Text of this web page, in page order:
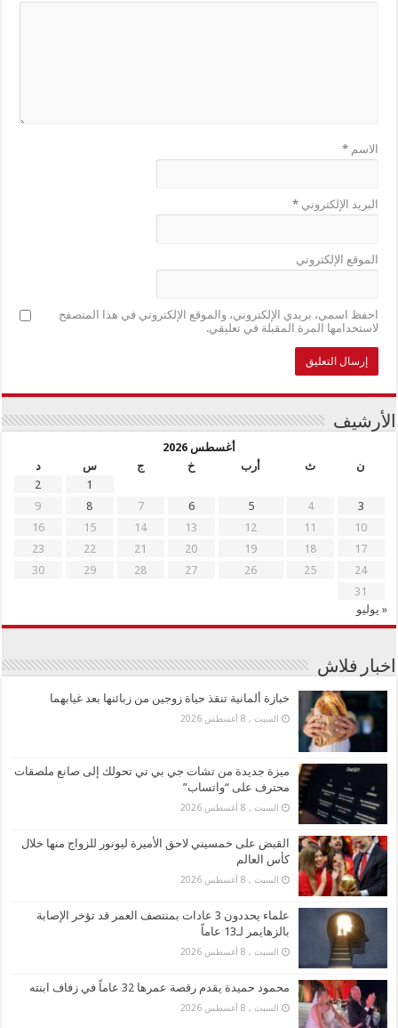
الاسم*
البريد الإلكتروني*
الموقع الإلكتروني
احفظ اسمي، بريدي الإلكتروني، والموقع الإلكتروني في هذا المتصفح
لاستخدامها المرة المقبلة في تعليقي.
الأرشيف
أغسطس 2026
ن
ث أرب خ ج س
د
1
2
3
4
5
6
7
8
9
10
11
12
13
14
15
16
17
18
19
20
21
22
23
24
25
26
27
28
29
30
31
« يوليو
اخبار فلاش
خبازة ألمانية تنقذ حياة زوجين من زبائنها بعد غيابهما
السبت , 8 أغسطس 2026
ميزة جديدة من تشات جي بي تي تحولك إلى صانع ملصقات
محترف على “واتساب”
السبت , 8 أغسطس 2026
القبض على خمسيني لاحق الأميرة ليونور للزواج منها خلال
كأس العالم
السبت , 8 أغسطس 2026
علماء يحددون 3 عادات بمنتصف العمر قد تؤخر الإصابة
بالزهايمر لـ13 عاماً
السبت , 8 أغسطس 2026
محمود حميدة يقدم رقصة عمرها 32 عاماً في زفاف ابنته
السبت , 8 أغسطس 2026